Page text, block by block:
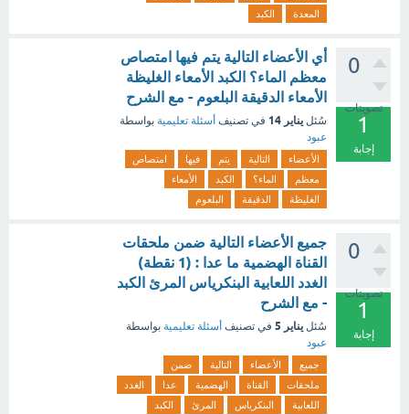
المعدة
الكبد
0
تصويتات
1
إجابة
أي الأعضاء التالية يتم فيها امتصاص
معظم الماء؟ الكبد الأمعاء الغليظة
الأمعاء الدقيقة البلعوم - مع الشرح
سُئل يناير 14 في تصنيف أسئلة تعليمية بواسطة
عبود
الأعضاء التالية يتم فيها
امتصاص
معظم
الماء؟ الكبد
الأمعاء
الغليظة
الدقيقة البلعوم
0
تصويتات
1
إجابة
جميع الأعضاء التالية ضمن ملحقات
القناة الهضمية ما عدا : (1 نقطة)
الغدد اللعابية البنكرياس المرئ الكبد
- مع الشرح
سُئل يناير 5 في تصنيف أسئلة تعليمية بواسطة
عبود
جميع الأعضاء التالية
ضمن
ملحقات
القناة الهضمية عدا
الغدد
اللعابية
البنكرياس المرئ الكبد